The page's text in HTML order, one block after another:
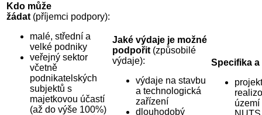
Kdo může
žádat (příjemci podpory):
malé, střední a
velké podniky
veřejný sektor
včetně
podnikatelských
subjektů s
majetkovou účastí
(až do výše 100%)
Jaké výdaje je možné
podpořit (způsobilé
výdaje):
výdaje na stavbu
a technologická
zařízení
dlouhodobý
Specifika a
území